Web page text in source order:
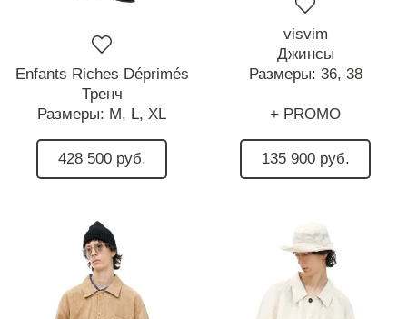
Enfants Riches Déprimés
Тренч
Размеры: M, L, XL
428 500 руб.
visvim
Джинсы
Размеры: 36, 38
+ PROMO
135 900 руб.